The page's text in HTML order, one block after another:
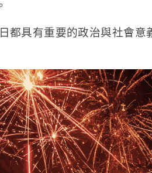
都具有重要的政治與社會意